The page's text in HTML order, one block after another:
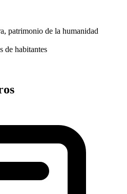
patrimonio de la humanidad
de habitantes